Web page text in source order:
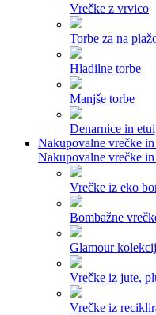
Vrečke z vrvico
Torbe za na
Hladilne torbe
Manjše torbe
Denarnice in
Nakupovalne vrečke
Nakupovalne vrečke
Vrečke iz eko
Bombažne
Glamour
Vrečke iz jute,
Vrečke iz